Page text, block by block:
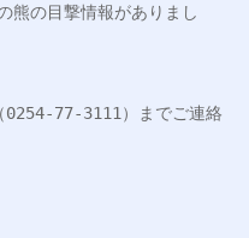
熊の目撃情報がありまし
0254-77-3111）までご連絡